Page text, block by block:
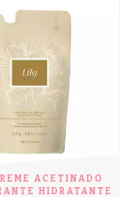
ACETINADO
HIDRATANTE